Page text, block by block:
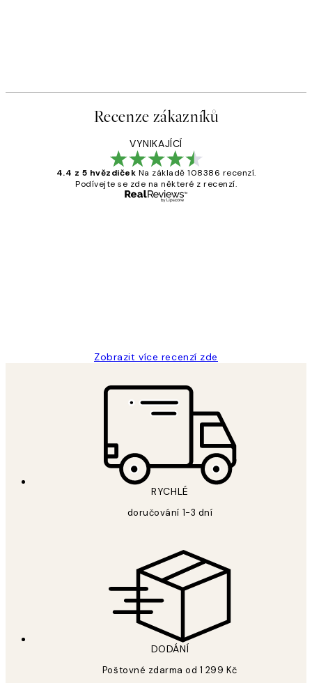
Recenze zákazníků
VYNIKAJÍCÍ
4.4 z 5 hvězdiček Na základě 108386 recenzí.
Podívejte se zde na některé z recenzí.
Zobrazit více recenzí zde
RYCHLÉ
doručování 1-3 dní
DODÁNÍ
Poštovné zdarma od 1 299 Kč